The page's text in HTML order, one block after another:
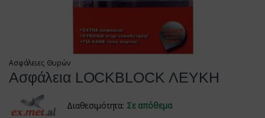
Ασφάλειες Θυρών
Ασφάλεια LOCKBLOCK ΛΕΥΚΗ
Διαθεσιμότητα: Σε απόθεμα